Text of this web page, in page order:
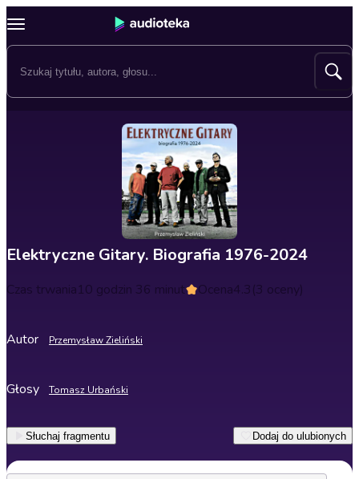
Elektryczne Gitary. Biografia 1976-2024
Czas trwania10 godzin 36 minut Ocena4.3(3 oceny)
Autor Przemysław Zieliński
Głosy Tomasz Urbański
Słuchaj fragmentu Dodaj do ulubionych